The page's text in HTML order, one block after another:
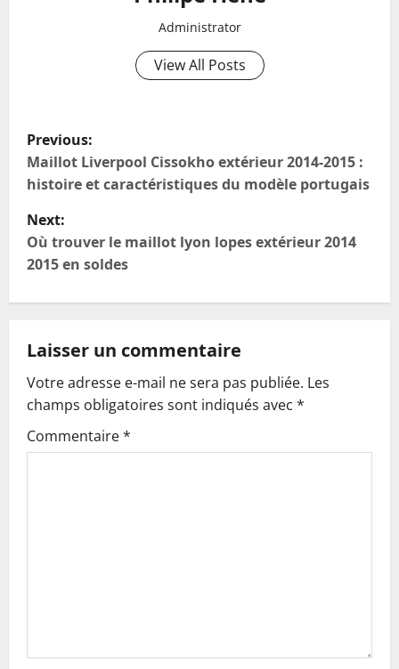
Administrator
View All Posts
P
o
s
t
v
i
g
Previous:
Maillot Liverpool Cissokho extérieur 2014-2015 :
histoire et caractéristiques du modèle portugais
Next:
Où trouver le maillot lyon lopes extérieur 2014
2015 en soldes
Laisser un commentaire
Votre adresse e-mail ne sera pas publiée. Les
champs obligatoires sont indiqués avec *
Commentaire*